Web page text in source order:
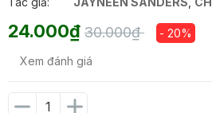
24.000₫ 30.000₫ - 20%
Xem đánh giá